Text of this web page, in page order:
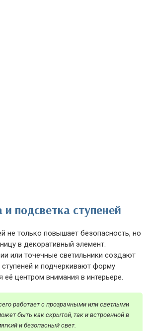
подсветка ступеней
не только повышает безопасность, но
в декоративный элемент.
или точечные светильники создают
и подчеркивают форму
её центром внимания в интерьере.
работает с прозрачными или светлыми
быть как скрытой, так и встроенной в
и безопасный свет.